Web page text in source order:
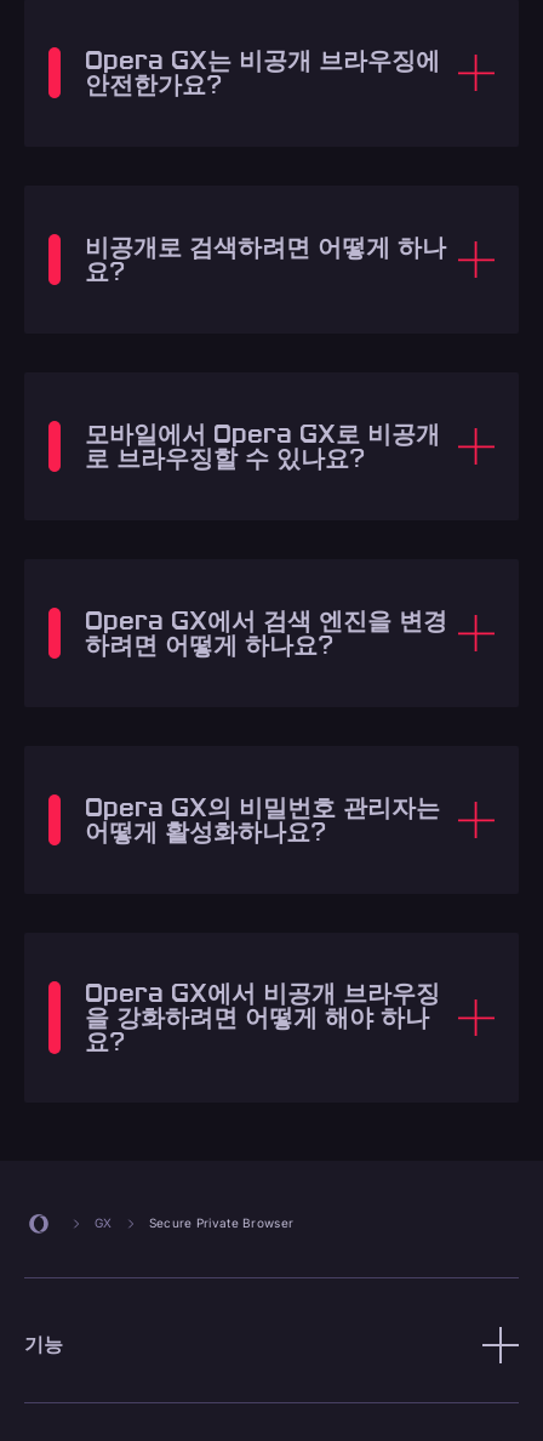
Opera GX는 비공개 브라우징에
안전한가요?
비공개로 검색하려면 어떻게 하나
요?
모바일에서 Opera GX로 비공개
로 브라우징할 수 있나요?
Opera GX에서 검색 엔진을 변경
하려면 어떻게 하나요?
Opera GX의 비밀번호 관리자는
어떻게 활성화하나요?
Opera GX에서 비공개 브라우징
을 강화하려면 어떻게 해야 하나
요?
GX Secure Private Browser
기능